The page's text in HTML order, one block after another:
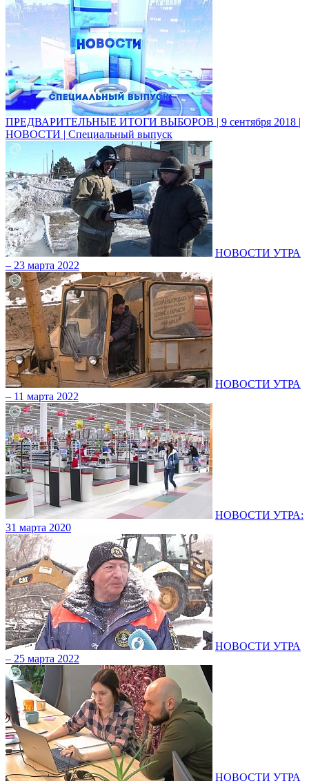
ПРЕДВАРИТЕЛЬНЫЕ ИТОГИ ВЫБОРОВ | 9 сентября 2018 |
НОВОСТИ | Специальный выпуск
НОВОСТИ УТРА
– 23 марта 2022
НОВОСТИ УТРА
– 11 марта 2022
НОВОСТИ УТРА:
31 марта 2020
НОВОСТИ УТРА
– 25 марта 2022
НОВОСТИ УТРА